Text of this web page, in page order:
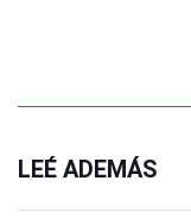
LEÉ ADEMÁS